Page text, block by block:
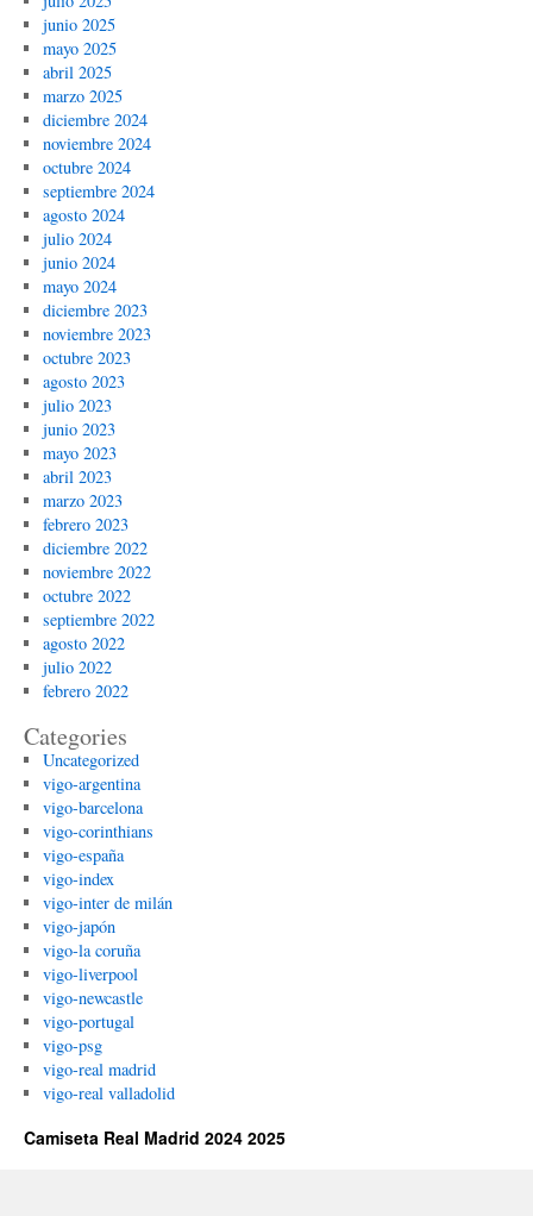
junio 2025
mayo 2025
abril 2025
marzo 2025
diciembre 2024
noviembre 2024
octubre 2024
septiembre 2024
agosto 2024
julio 2024
junio 2024
mayo 2024
diciembre 2023
noviembre 2023
octubre 2023
agosto 2023
julio 2023
junio 2023
mayo 2023
abril 2023
marzo 2023
febrero 2023
diciembre 2022
noviembre 2022
octubre 2022
septiembre 2022
agosto 2022
julio 2022
febrero 2022
Categories
Uncategorized
vigo-argentina
vigo-barcelona
vigo-corinthians
vigo-españa
vigo-index
vigo-inter de milán
vigo-japón
vigo-la coruña
vigo-liverpool
vigo-newcastle
vigo-portugal
vigo-psg
vigo-real madrid
vigo-real valladolid
Camiseta Real Madrid 2024 2025